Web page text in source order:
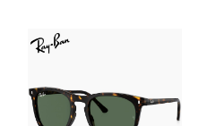
おしゃれ 大きいサイズ 黒縁 黒
ぶち ダミーレンズ発送